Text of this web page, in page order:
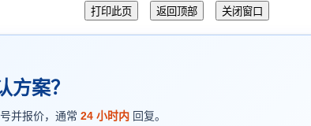
方案？
并报价，通常 24 小时内 回复。